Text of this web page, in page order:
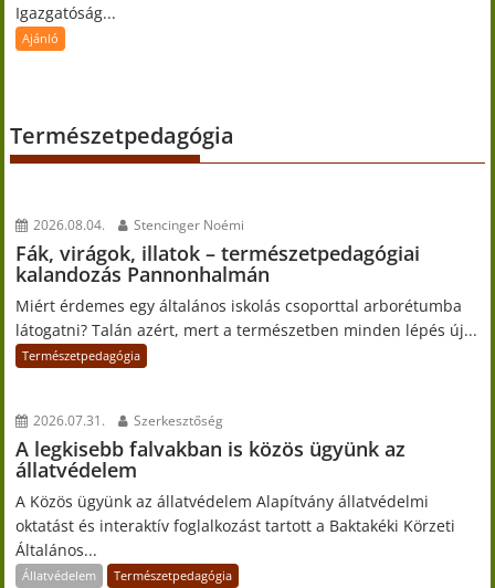
Igazgatóság...
Ajánló
Természetpedagógia
2026.08.04. Stencinger Noémi
Fák, virágok, illatok – természetpedagógiai
kalandozás Pannonhalmán
Miért érdemes egy általános iskolás csoporttal arborétumba
látogatni? Talán azért, mert a természetben minden lépés új...
Természetpedagógia
2026.07.31. Szerkesztőség
A legkisebb falvakban is közös ügyünk az
állatvédelem
A Közös ügyünk az állatvédelem Alapítvány állatvédelmi
oktatást és interaktív foglalkozást tartott a Baktakéki Körzeti
Általános...
Állatvédelem Természetpedagógia